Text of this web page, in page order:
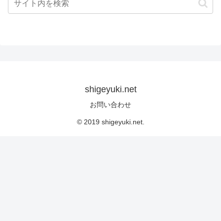
shigeyuki.net
お問い合わせ
© 2019 shigeyuki.net.